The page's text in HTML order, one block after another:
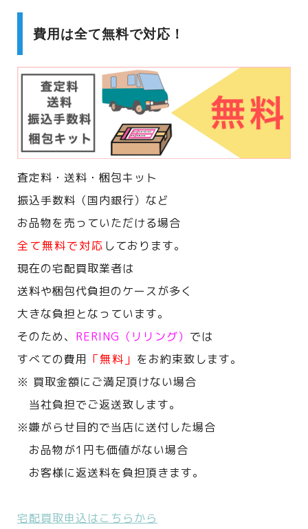
費用は全て無料で対応！
査定料・送料・梱包キット
振込手数料（国内銀行）など
お品物を売っていただける場合
全て無料で対応 しております。
現在の宅配買取業者は
送料や梱包代負担のケースが多く
大きな負担となっています。
そのため、 RERING（リリング） では
すべての費用 「無料」 をお約束致します。
※ 買取金額にご満足頂けない場合
当社負担でご返送致します。
※嫌がらせ目的で当店に送付した場合
お品物が1円も価値がない場合
お客様に返送料を負担頂きます。
宅配買取申込はこちらから